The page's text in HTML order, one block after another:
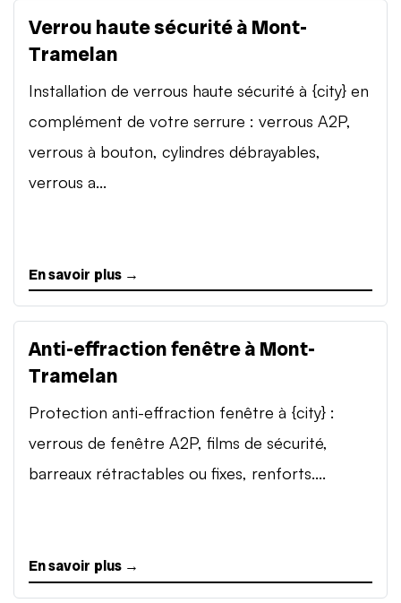
Verrou haute sécurité à Mont-
Tramelan
Installation de verrous haute sécurité à {city} en
complément de votre serrure : verrous A2P,
verrous à bouton, cylindres débrayables,
verrous a...
En savoir plus →
Anti-effraction fenêtre à Mont-
Tramelan
Protection anti-effraction fenêtre à {city} :
verrous de fenêtre A2P, films de sécurité,
barreaux rétractables ou fixes, renforts....
En savoir plus →